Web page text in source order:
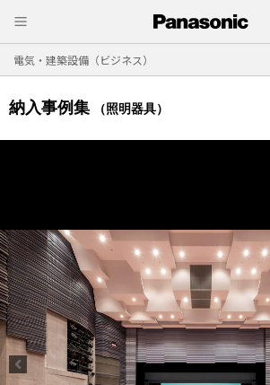
電気・建築設備（ビジネス）
納入事例集 （照明器具）